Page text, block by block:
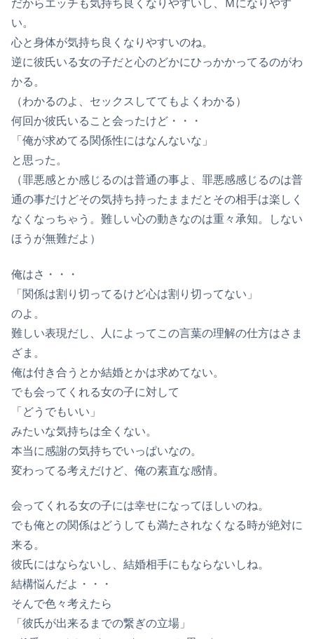
だからエッチも気持ち良くなりやすいし、Ｍになりやす
い。
心と身体が気持ち良くなりやすいのね。
逆に彼氏いる女の子だと心のどかにひっかかってるのがわ
かる。
（わかるのよ、セックスしててもよくわかる）
何回か彼氏いること会ったけど・・・
「俺が求めてる関係性にはなんないな」
と思った。
（罪悪感とか感じるのは普通の事よ、罪悪感感じるのは普
通の事だけどその気持ち持ったままだとその相手は楽しく
なくなっちゃう。難しい心の動きなのは重々承知。しない
ほうが無難だよ）
俺はさ・・・
「関係は割り切ってるけど心は割り切ってない」
のよ。
難しい表現だし、人によってこの言葉の理解の仕方はさま
ざま。
俺は付き合うとか結婚とかは求めてない。
でも会ってくれる女の子に対して
「どうでもいい」
みたいな気持ちは全くない。
本当に感謝の気持ちでいっぱいなの。
変わってる考えだけど、俺の素直な感情。
会ってくれる女の子には幸せになってほしいのね。
でも俺との関係はどうしても満たされなくなる時が絶対に
来る。
彼氏にはならないし、結婚相手にもならないしね。
結構悩んだよ・・・
そんで色々考えたら
「彼氏が出来るまでの繋ぎの立場」